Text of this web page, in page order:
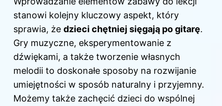
stanowi kolejny kluczowy aspekt, który
sprawia, że dzieci chętniej sięgają po gitarę.
Gry muzyczne, eksperymentowanie z
dźwiękami, a także tworzenie własnych
melodii to doskonałe sposoby na rozwijanie
umiejętności w sposób naturalny i przyjemny.
Możemy także zachęcić dzieci do wspólnej